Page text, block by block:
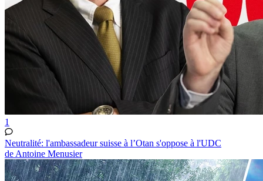
1
Neutralité: l'ambassadeur suisse à l’Otan s'oppose à l'UDC
de Antoine Menusier